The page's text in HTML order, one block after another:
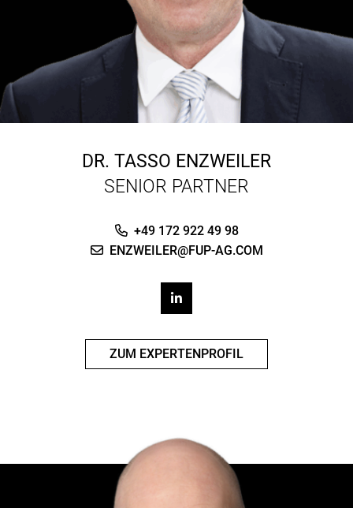
DR. TASSO ENZWEILER
SENIOR PARTNER
+49 172 922 49 98
ENZWEILER@FUP-AG.COM
ZUM EXPERTENPROFIL